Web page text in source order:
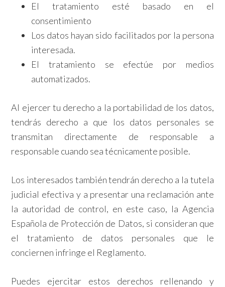
El tratamiento esté basado en el
consentimiento
Los datos hayan sido facilitados por la persona
interesada.
El tratamiento se efectúe por medios
automatizados.
Al ejercer tu derecho a la portabilidad de los datos,
tendrás derecho a que los datos personales se
transmitan directamente de responsable a
responsable cuando sea técnicamente posible.
Los interesados también tendrán derecho a la tutela
judicial efectiva y a presentar una reclamación ante
la autoridad de control, en este caso, la Agencia
Española de Protección de Datos, si consideran que
el tratamiento de datos personales que le
conciernen infringe el Reglamento.
Puedes ejercitar estos derechos rellenando y